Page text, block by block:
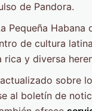
de Pandora.
Pequeña
de cultura
rica y diversa
actualizado sobre
al boletín de